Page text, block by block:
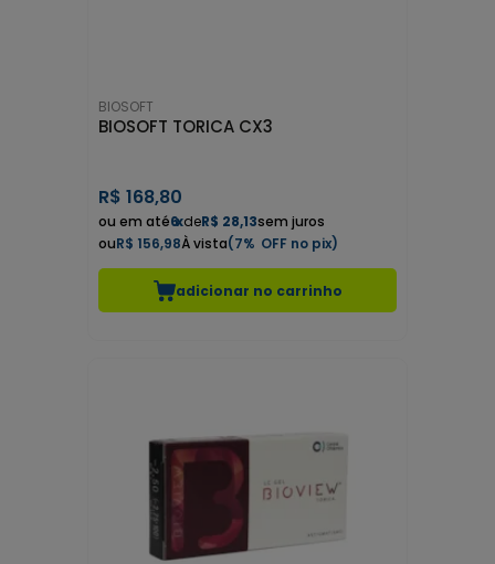
BIOSOFT
BIOSOFT TORICA CX3
R$ 168,80
6xdeR$ 28,13sem juros
R$ 156,98
7%
adicionar no carrinho